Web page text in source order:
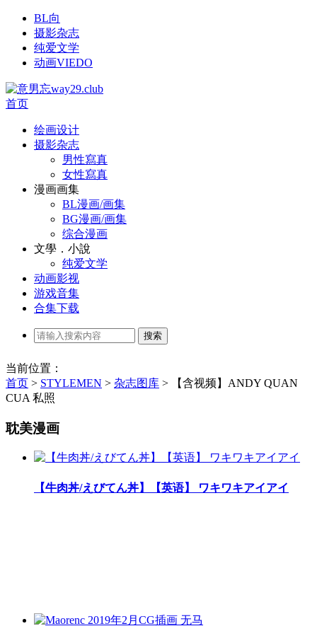
BL向
摄影杂志
纯爱文学
动画VIEDO
首页
绘画设计
摄影杂志
男性寫真
女性寫真
漫画画集
BL漫画/画集
BG漫画/画集
综合漫画
文學．小說
纯爱文学
动画影视
游戏音集
合集下载
当前位置：
首页 > STYLEMEN > 杂志图库 >
【含视频】ANDY QUAN
CUA 私照
耽美漫画
【牛肉丼/えびてん丼】【英语】 ワキワキアイアイ